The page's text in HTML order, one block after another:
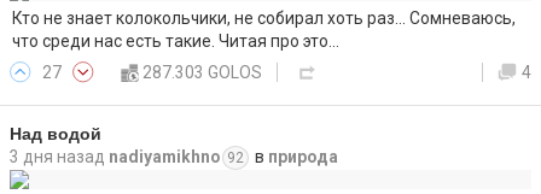
Кто не знает колокольчики, не собирал хоть раз... Сомневаюсь,
что среди нас есть такие. Читая про это…
27
287.303 GOLOS 4
Над водой
3 дня назад nadiyamikhno 92 в природа